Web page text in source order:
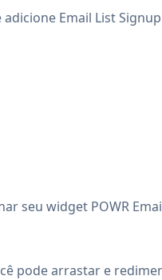
Email List
seu widget POWR
pode arrastar e